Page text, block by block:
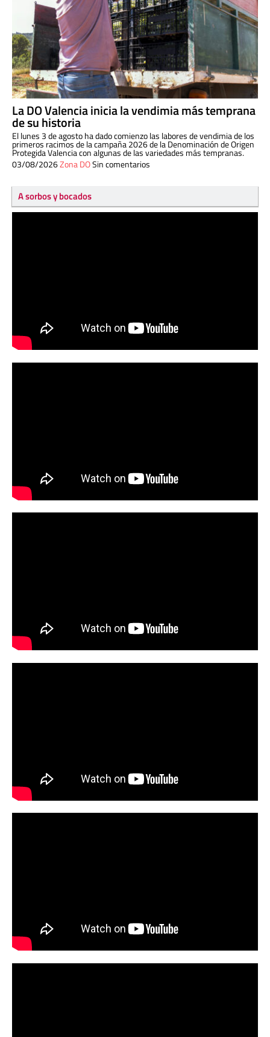
La DO Valencia inicia la vendimia más temprana
de su historia
El lunes 3 de agosto ha dado comienzo las labores de vendimia de los
primeros racimos de la campaña 2026 de la Denominación de Origen
Protegida Valencia con algunas de las variedades más tempranas.
03/08/2026Zona DOSin comentarios
A sorbos y bocados